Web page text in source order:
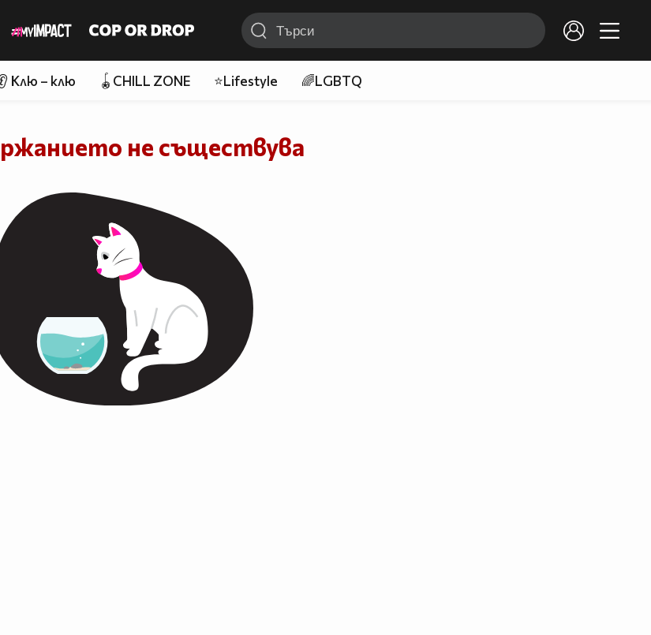
Клю – клю 🪀CHILL ZONE ⭐Lifestyle 🌈LGBTQ
не съществува